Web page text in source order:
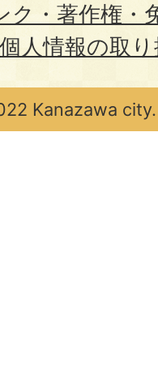
ク・著作権・
個人情報の取
Kanazawa